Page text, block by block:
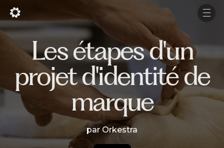
Projets
Services
Studio
Expérience
Production
Les étapes d'un
projet d'identité de
marque
par Orkestra